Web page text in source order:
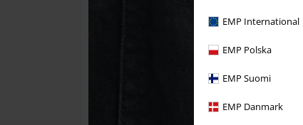
EMP International
EMP Polska
EMP Suomi
EMP Danmark